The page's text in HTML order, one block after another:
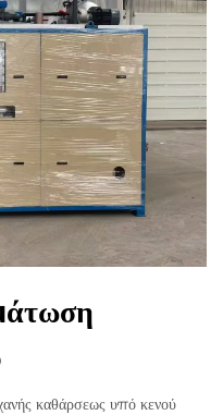
καθάρσεως υπό κενού